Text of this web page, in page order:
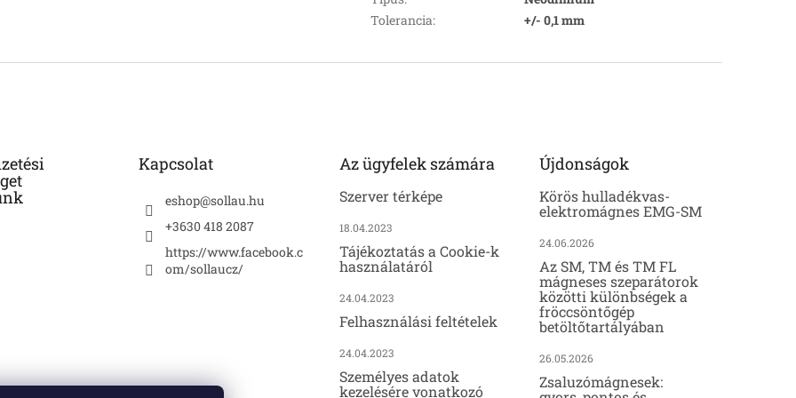
Tolerancia: +/- 0,1 mm
Kapcsolat
eshop@sollau.hu
+3630 418 2087
https://www.facebook.c
om/sollaucz/
Az ügyfelek számára
Szerver térképe
18.04.2023
Tájékoztatás a Cookie-k
használatáról
24.04.2023
Felhasználási feltételek
24.04.2023
Személyes adatok
kezelésére vonatkozó
Újdonságok
Körös hulladékvas-
elektromágnes EMG-SM
24.06.2026
Az SM, TM és TM FL
mágneses szeparátorok
közötti különbségek a
fröccsöntőgép
betöltőtartályában
26.05.2026
Zsaluzómágnesek: